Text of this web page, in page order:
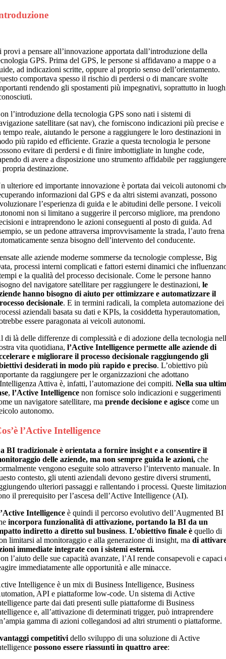
provi a pensare all’innovazione apportata dall’introduzione della
GPS. Prima del GPS, le persone si affidavano a mappe o a
ad indicazioni scritte, oppure al proprio senso dell’orientamento.
comportava spesso il rischio di perdersi o di mancare svolte
rendendo gli spostamenti più impegnativi, soprattutto in
l’introduzione della tecnologia GPS sono nati i sistemi di
satellitare (sat nav), che forniscono indicazioni più precise e
tempo reale, aiutando le persone a raggiungere le loro destinazioni in
più rapido ed efficiente. Grazie a questa tecnologia le persone
evitare di perdersi e di finire imbottigliate in lunghe code,
di avere a disposizione uno strumento affidabile per
propria destinazione.
ulteriore ed importante innovazione è portata dai veicoli autonomi
informazioni dal GPS e da altri sistemi avanzati, possono
l’esperienza di guida e le abitudini delle persone. I veicoli
non si limitano a suggerire il percorso migliore, ma prendono
e intraprendono le azioni conseguenti al posto di guida. Ad
se un pedone attraversa improvvisamente la strada, l’auto frena
senza bisogno dell’intervento del conducente.
alle aziende moderne sommerse da tecnologie complesse, Big
processi interni complicati e fattori esterni dinamici che
e la qualità del processo decisionale. Come le persone hanno
del navigatore satellitare per raggiungere le destinazioni,le
hanno bisogno di aiuto per ottimizzare e automatizzare il
decisionale. E in termini radicali, la completa automazione dei
aziendali basata su dati e KPIs, la cosiddetta hyperautomation,
essere paragonata ai veicoli autonomi.
di là delle differenze di complessità e di adozione della tecnologia
vita quotidiana,l’Active Intelligence permette alle aziende di
e migliorare il processo decisionale raggiungendo gli
desiderati in modo più rapido e preciso. L’obiettivo più
da raggiungere per le organizzazioni che adottano
Attiva è, infatti, l’automazione dei compiti.Nella sua
,l’Active Intelligencenon fornisce solo indicazioni e suggerimenti
un navigatore satellitare, maprende decisione e agiscecome un
autonomo.
l’Active Intelligence
BI tradizionale è orientata a fornire insight e a consentire il
delle aziende, ma non sempre guida le azioni,che
vengono eseguite solo attraverso l’intervento manuale. In
contesto, gli utenti aziendali devono gestire diversi strumenti,
ulteriori passaggi e rallentando i processi. Queste
il prerequisito per l’ascesa dell’Active Intelligence (AI).
Intelligence è quindi il percorso evolutivo dell’Augmented BI
incorpora funzionalità di attivazione, portando la BI da un
indiretto a diretto sul business.L’obiettivo finale è quello di
limitarsi al monitoraggio e alla generazione di insight, madi
immediate integrate con i sistemi esterni.
l’aiuto delle sue capacità avanzate, l’AI rende consapevoli e capaci
immediatamente alle opportunità e alle minacce.
Intelligence è un mix di Business Intelligence, Business
API e piattaforme low-code. Un sistema di Active
parte dai dati presenti sulle piattaforme di Business
e, all’attivazione di determinati trigger, può intraprendere
gamma di azioni collegandosi ad altri strumenti o piattaforme.
vantaggi competitivi dello sviluppo di una soluzione di Active
possono essere riassunti in quattro aree: